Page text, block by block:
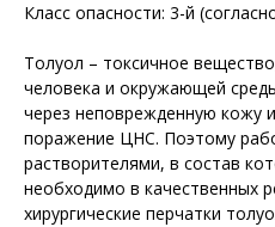
Класс опасности: 3-й
Толуол – токсичное
человека и окружающей
через неповрежденную кожу
поражение ЦНС. Поэтому
растворителями, в состав
необходимо в качественных
хирургические перчатки